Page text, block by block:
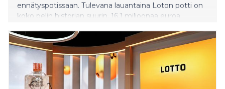
ennätyspotissaan. Tulevana lauantaina Loton potti on
koko pelin historian suurin, 16,1 miljoonaa euroa.
Karjalan innokkaimmat lottoajat.